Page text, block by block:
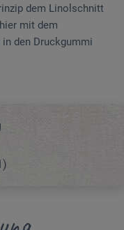
dem Linolschnitt
mit dem
den Druckgummi